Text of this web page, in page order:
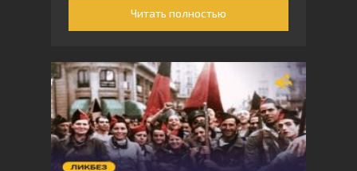
интернете.Читать полностью